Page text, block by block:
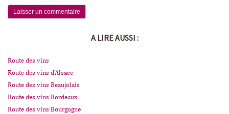
A LIRE AUSSI :
Route des vins
Route des vins d'Alsace
Route des vins Beaujolais
Route des vins Bordeaux
Route des vins Bourgogne